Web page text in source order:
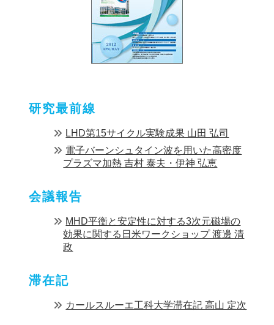
研究最前線
LHD第15サイクル実験成果 山田 弘司
電子バーンシュタイン波を用いた高密度
プラズマ加熱 吉村 泰夫・伊神 弘恵
会議報告
MHD平衡と安定性に対する3次元磁場の
効果に関する日米ワークショップ 渡邊 清
政
滞在記
カールスルーエ工科大学滞在記 高山 定次